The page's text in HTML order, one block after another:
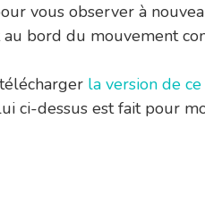
vous observer à
bord du mouvement
la version de
ci-dessus est fait pour